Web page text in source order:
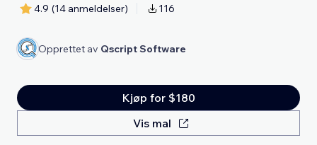
4.9 (14 anmeldelser) 116
Opprettet av Qscript Software
Kjøp for $180
Vis mal